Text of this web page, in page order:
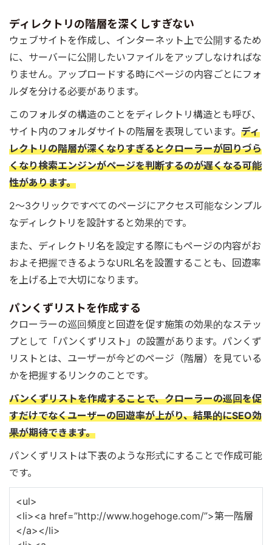
ディレクトリの階層を深くしすぎない
ウェブサイトを作成し、インターネット上で公開するため
に、サーバーに公開したいファイルをアップしなければな
りません。アップロードする時にページの内容ごとにフォ
ルダを分ける必要があります。
このフォルダの構造のことをディレクトリ構造とも呼び、
サイト内のフォルダサイトの階層を表現しています。 ディ
レクトリの階層が深くなりすぎるとクローラーが回りづら
くなり検索エンジンがページを判断するのが遅くなる可能
性があります。
2〜3クリックですべてのページにアクセス可能なシンプル
なディレクトリを設計すると効果的です。
また、ディレクトリ名を設定する際にもページの内容がお
およそ把握できるようなURL名を設置することも、回遊率
を上げる上で大切になります。
パンくずリストを作成する
クローラーの巡回頻度と回遊を促す施策の効果的なステッ
プとして「パンくずリスト」の設置があります。パンくず
リストとは、ユーザーが今どのページ（階層）を見ている
かを把握するリンクのことです。
パンくずリストを作成することで、クローラーの巡回を促
すだけでなくユーザーの回遊率が上がり、結果的にSEO効
果が期待できます。
パンくずリストは下表のような形式にすることで作成可能
です。
<ul>
<li><a href=”http://www.hogehoge.com/”>第一階層
</a></li>